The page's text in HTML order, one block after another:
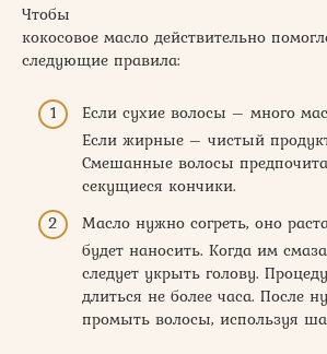
Чтобы
кокосовое масло действительно
следующие правила:
Если сухие волосы – много
Если жирные – чистый
Смешанные волосы
секущиеся кончики.
Масло нужно согреть, оно
будет наносить. Когда им
следует укрыть голову.
длиться не более часа. После
промыть волосы, используя